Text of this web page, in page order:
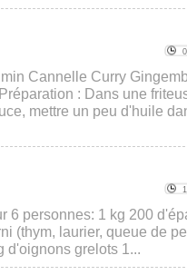
Cannelle Curry
: Dans une
mettre un peu d'huile
6 personnes: 1 kg 200
(thym, laurier, queue de
d'oignons grelots 1...